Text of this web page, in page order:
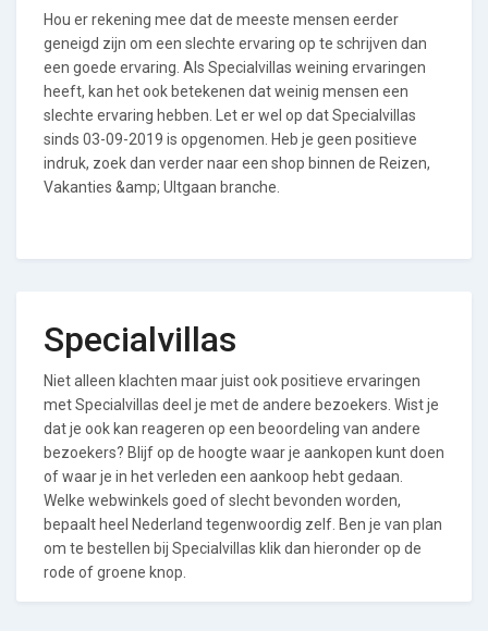
Hou er rekening mee dat de meeste mensen eerder
geneigd zijn om een slechte ervaring op te schrijven dan
een goede ervaring. Als Specialvillas weining ervaringen
heeft, kan het ook betekenen dat weinig mensen een
slechte ervaring hebben. Let er wel op dat Specialvillas
sinds 03-09-2019 is opgenomen. Heb je geen positieve
indruk, zoek dan verder naar een shop binnen de Reizen,
Vakanties &amp; UItgaan branche.
Specialvillas
Niet alleen klachten maar juist ook positieve ervaringen
met Specialvillas deel je met de andere bezoekers. Wist je
dat je ook kan reageren op een beoordeling van andere
bezoekers? Blijf op de hoogte waar je aankopen kunt doen
of waar je in het verleden een aankoop hebt gedaan.
Welke webwinkels goed of slecht bevonden worden,
bepaalt heel Nederland tegenwoordig zelf. Ben je van plan
om te bestellen bij Specialvillas klik dan hieronder op de
rode of groene knop.